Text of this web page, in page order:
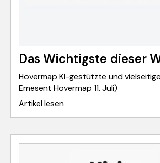
Das Wichtigste dieser
Hovermap KI-gestützte und
Emesent Hovermap 11. Juli)
Artikel lesen